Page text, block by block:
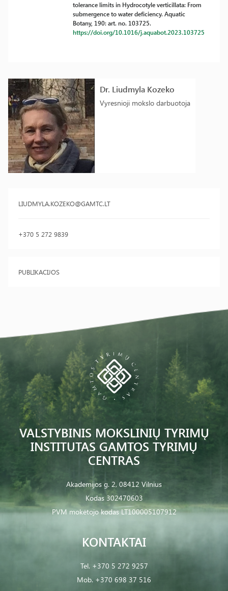
Dr. Liudmyla Kozeko
Vyresnioji mokslo darbuotoja
LIUDMYLA.KOZEKO@GAMTC.LT
+370 5 272 9839
PUBLIKACIJOS
tolerance limits in Hydrocotyle verticillata: From
submergence to water deficiency. Aquatic
Botany, 190: art. no. 103725.
https://doi.org/10.1016/j.aquabot.2023.103725
VALSTYBINIS MOKSLINIŲ TYRIMŲ
INSTITUTAS GAMTOS TYRIMŲ
CENTRAS
Akademijos g. 2, 08412 Vilnius
Kodas 302470603
PVM mokėtojo kodas LT100005107912
KONTAKTAI
Tel. +370 5 272 9257
Mob. +370 698 37 516